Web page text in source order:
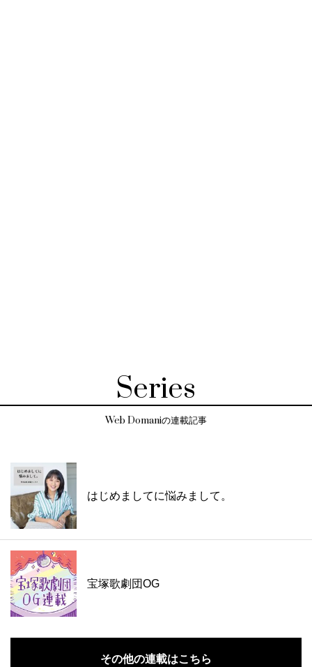
Series
Web Domaniの連載記事
はじめましてに悩みまして。
宝塚歌劇団OG
その他の連載はこちら